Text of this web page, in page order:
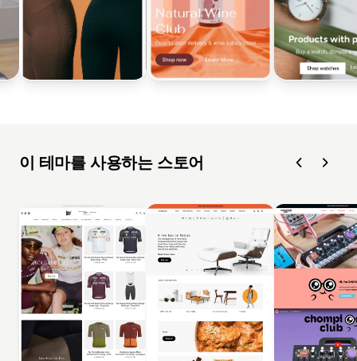
이 테마를 사용하는 스토어